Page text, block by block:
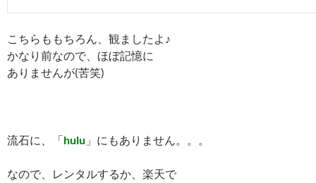
こちらももちろん、観ましたよ♪
かなり前なので、ほぼ記憶に
ありませんが(苦笑)
流石に、「hulu 」にもありません。。。
なので、レンタルするか、楽天で